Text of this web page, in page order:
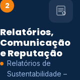
2
Relatórios,
Comunicação
e Reputação
Relatórios de
Sustentabilidade –